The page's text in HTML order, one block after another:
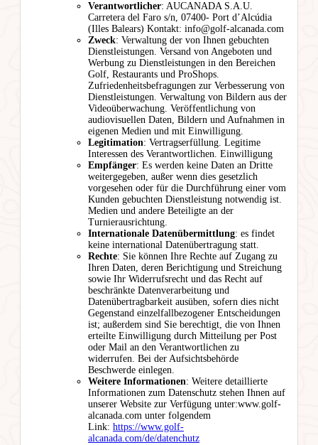
Verantwortlicher: AUCANADA S.A.U.
Carretera del Faro s/n, 07400- Port d’Alcúdia
(Illes Balears) Kontakt: info@golf-alcanada.com
Zweck: Verwaltung der von Ihnen gebuchten
Dienstleistungen. Versand von Angeboten und
Werbung zu Dienstleistungen in den Bereichen
Golf, Restaurants und ProShops.
Zufriedenheitsbefragungen zur Verbesserung von
Dienstleistungen. Verwaltung von Bildern aus der
Videoüberwachung. Veröffentlichung von
audiovisuellen Daten, Bildern und Aufnahmen in
eigenen Medien und mit Einwilligung.
Legitimation: Vertragserfüllung. Legitime
Interessen des Verantwortlichen. Einwilligung
Empfänger: Es werden keine Daten an Dritte
weitergegeben, außer wenn dies gesetzlich
vorgesehen oder für die Durchführung einer vom
Kunden gebuchten Dienstleistung notwendig ist.
Medien und andere Beteiligte an der
Turnierausrichtung.
Internationale Datenübermittlung: es findet
keine international Datenübertragung statt.
Rechte: Sie können Ihre Rechte auf Zugang zu
Ihren Daten, deren Berichtigung und Streichung
sowie Ihr Widerrufsrecht und das Recht auf
beschränkte Datenverarbeitung und
Datenübertragbarkeit ausüben, sofern dies nicht
Gegenstand einzelfallbezogener Entscheidungen
ist; außerdem sind Sie berechtigt, die von Ihnen
erteilte Einwilligung durch Mitteilung per Post
oder Mail an den Verantwortlichen zu
widerrufen. Bei der Aufsichtsbehörde
Beschwerde einlegen.
Weitere Informationen: Weitere detaillierte
Informationen zum Datenschutz stehen Ihnen auf
unserer Website zur Verfügung unter:www.golf-
alcanada.com unter folgendem
Link: https://www.golf-
alcanada.com/de/datenchutz